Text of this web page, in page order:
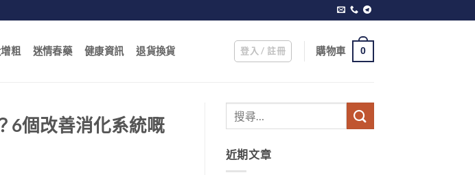
粗 迷情春藥 健康資訊 退貨換貨 登入 / 註冊 購物車 0
6個改善消化系統嘅
近期文章